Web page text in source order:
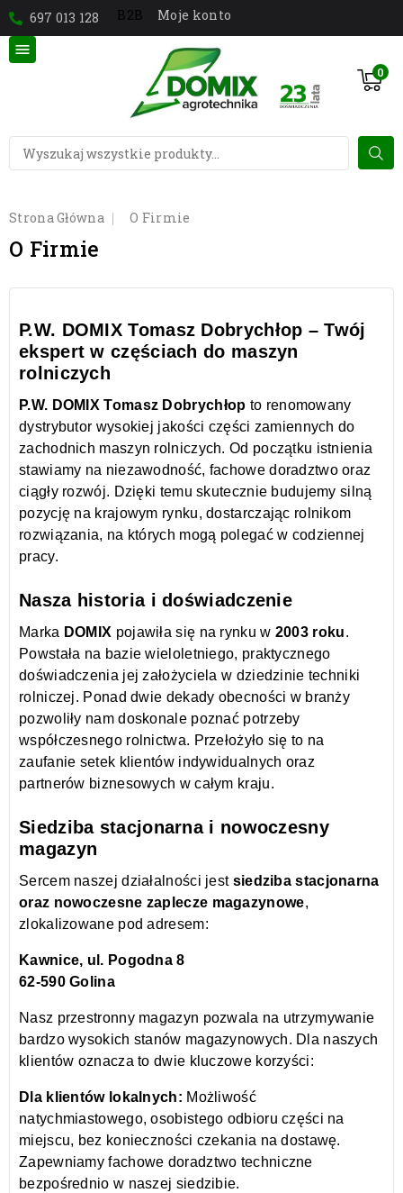
697 013 128 B2B Moje konto
0

Strona Główna O Firmie
O Firmie
P.W. DOMIX Tomasz Dobrychłop – Twój
ekspert w częściach do maszyn
rolniczych
P.W. DOMIX Tomasz Dobrychłop to renomowany
dystrybutor wysokiej jakości części zamiennych do
zachodnich maszyn rolniczych. Od początku istnienia
stawiamy na niezawodność, fachowe doradztwo oraz
ciągły rozwój. Dzięki temu skutecznie budujemy silną
pozycję na krajowym rynku, dostarczając rolnikom
rozwiązania, na których mogą polegać w codziennej
pracy.
Nasza historia i doświadczenie
Marka DOMIX pojawiła się na rynku w 2003 roku.
Powstała na bazie wieloletniego, praktycznego
doświadczenia jej założyciela w dziedzinie techniki
rolniczej. Ponad dwie dekady obecności w branży
pozwoliły nam doskonale poznać potrzeby
współczesnego rolnictwa. Przełożyło się to na
zaufanie setek klientów indywidualnych oraz
partnerów biznesowych w całym kraju.
Siedziba stacjonarna i nowoczesny
magazyn
Sercem naszej działalności jest siedziba stacjonarna
oraz nowoczesne zaplecze magazynowe,
zlokalizowane pod adresem:
Kawnice, ul. Pogodna 8
62-590 Golina
Nasz przestronny magazyn pozwala na utrzymywanie
bardzo wysokich stanów magazynowych. Dla naszych
klientów oznacza to dwie kluczowe korzyści:
Dla klientów lokalnych: Możliwość
natychmiastowego, osobistego odbioru części na
miejscu, bez konieczności czekania na dostawę.
Zapewniamy fachowe doradztwo techniczne
bezpośrednio w naszej siedzibie.